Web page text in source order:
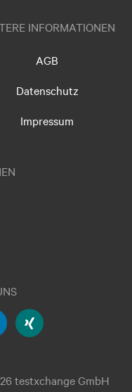
INFORMATIONEN
AGB
Datenschutz
Impressum
testxchange GmbH